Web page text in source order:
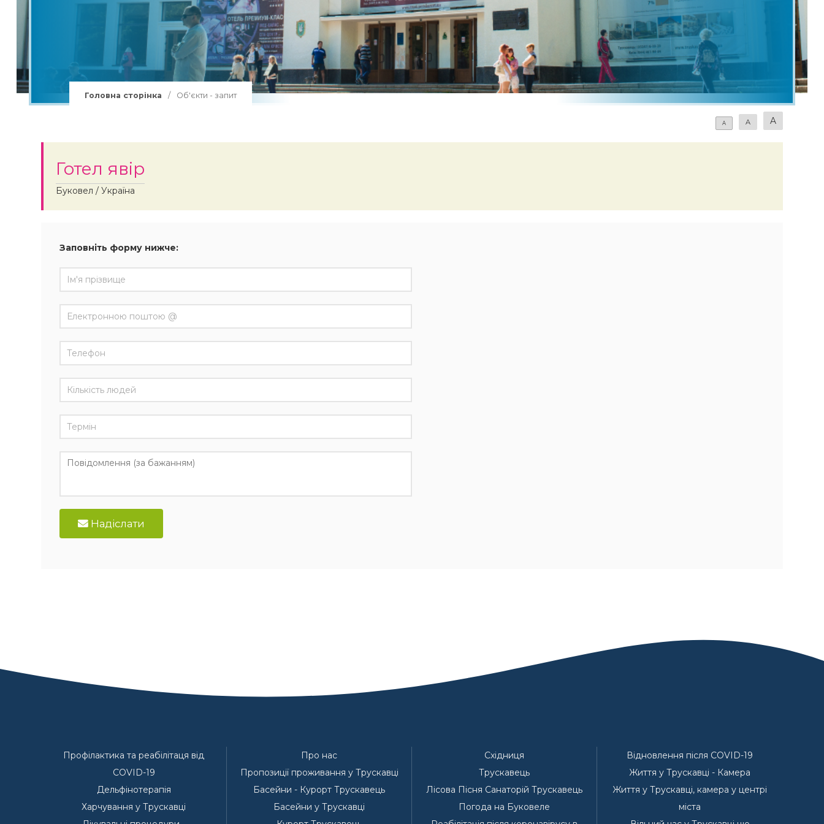
Витяги Буковель
Сноуборд Буковель
Лижні траси Буковель
Свята в Буковелі
Вікенд для двох в Буковелі
Наші екскурсії Буковель
Куліг в Буковелі
Родельбан Speed Fun Буковель
Озеро молодості Буковель
Верхова їзда Буковель
Скеледром Буковель
Головна сторінка / Об'єкти - запит
A A A
Готел явір
Буковел / Україна
Заповніть форму нижче:
Надіслати
Профілактика та реабілітаця від
COVID-19
Дельфінотерапія
Харчування у Трускавці
Про нас
Пропозиції проживання у Трускавці
Басейни - Курорт Трускавець
Басейни у Трускавці
Східниця
Трускавець
Лісова Пісня Санаторій Трускавець
Погода на Буковеле
Відновлення після COVID-19
Життя у Трускавці - Камера
Життя у Трускавці, камера у центрі
міста